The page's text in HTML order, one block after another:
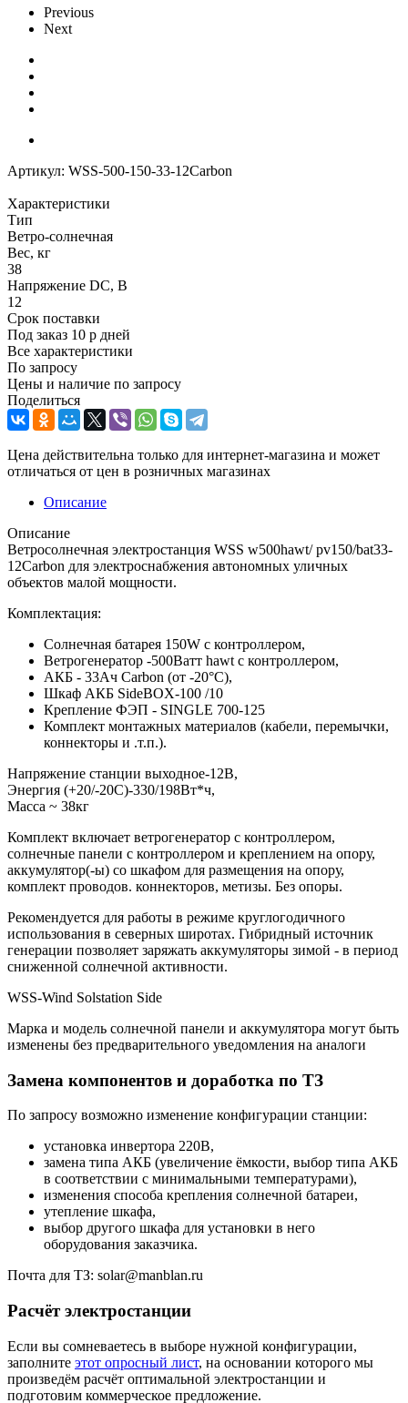
Previous
Next
Артикул: WSS-500-150-33-12Carbon
Характеристики
Тип
Ветро-солнечная
Вес, кг
38
Напряжение DC, В
12
Срок поставки
Под заказ 10 р дней
Все характеристики
По запросу
Цены и наличие по запросу
Поделиться
Цена действительна только для интернет-магазина и может
отличаться от цен в розничных магазинах
Описание
Описание
Ветросолнечная электростанция WSS w500hawt/ pv150/bat33-
12Carbon для электроснабжения автономных уличных
объектов малой мощности.
Комплектация:
Солнечная батарея 150W с контроллером,
Ветрогенератор -500Ватт hawt с контроллером,
АКБ - 33Ач Carbon (от -20°С),
Шкаф АКБ SideBOX-100 /10
Крепление ФЭП - SINGLE 700-125
Комплект монтажных материалов (кабели, перемычки,
коннекторы и .т.п.).
Напряжение станции выходное-12В,
Энергия (+20/-20С)-330/198Вт*ч,
Масcа ~ 38кг
Комплект включает ветрогенератор с контроллером,
солнечные панели с контроллером и креплением на опору,
аккумулятор(-ы) со шкафом для размещения на опору,
комплект проводов. коннекторов, метизы. Без опоры.
Рекомендуется для работы в режиме круглогодичного
использования в северных широтах. Гибридный источник
генерации позволяет заряжать аккумуляторы зимой - в период
сниженной солнечной активности.
WSS-Wind Solstation Side
Марка и модель солнечной панели и аккумулятора могут быть
изменены без предварительного уведомления на аналоги
Замена компонентов и доработка по ТЗ
По запросу возможно изменение конфигурации станции:
установка инвертора 220В,
замена типа АКБ (увеличение ёмкости, выбор типа АКБ
в соответствии с минимальными температурами),
изменения способа крепления солнечной батареи,
утепление шкафа,
выбор другого шкафа для установки в него
оборудования заказчика.
Почта для ТЗ: solar@manblan.ru
Расчёт электростанции
Если вы сомневаетесь в выборе нужной конфигурации,
заполните этот опросный лист, на основании которого мы
произведём расчёт оптимальной электростанции и
подготовим коммерческое предложение.